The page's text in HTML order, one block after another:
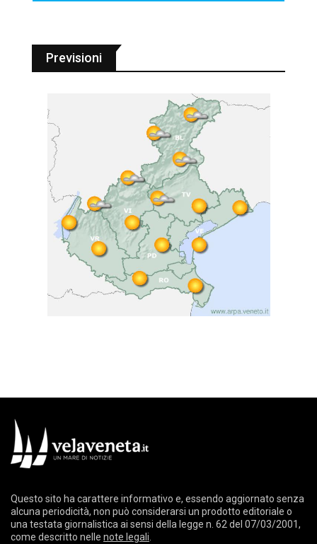
Previsioni
Questo sito ha carattere informativo e, essendo aggiornato senza
alcuna periodicità, non può considerarsi un prodotto editoriale o
una testata giornalistica ai sensi della legge n. 62 del 07/03/2001,
come descritto nelle note legali.